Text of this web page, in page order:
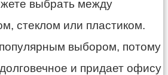
выбрать между
стеклом или пластиком.
выбором, потому
и придает офису